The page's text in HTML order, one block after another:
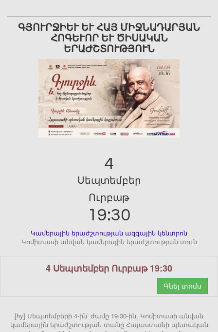
ԳՅՈՒՐՋԻԵՒ ԵՒ ՀԱՅ ՄԻՋՆԱԴԱՐՅԱՆ ՀՈ
ԳԵՒՈՐ ԵՒ ԾԻՍԱԿԱՆ ԵՐԱԺ
ՇՏՈՒԹՅՈՒՆ
4
Սեպտեմբեր
Ուրբաթ
19:30
Կամերային երաժշտության ազգային կենտրոն
Կոմիտասի անվան կամերային երաժշտության տուն
4 Սեպտեմբեր Ուրբաթ 19:30
Գնել տոմս
[hy] Սեպտեմբերի 4-ին՝ ժամը 19։30-ին, Կոմիտասի անվան
կամերային երաժշտության տանը Հայաստանի պետական